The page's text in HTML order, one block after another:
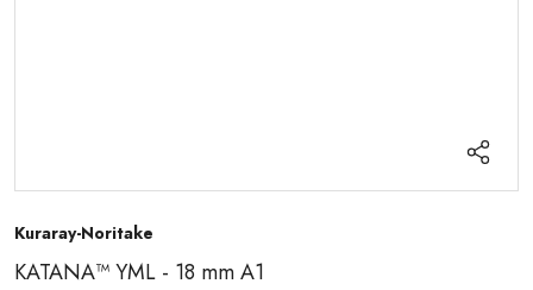
Kuraray-Noritake
KATANA™ YML - 18 mm A1